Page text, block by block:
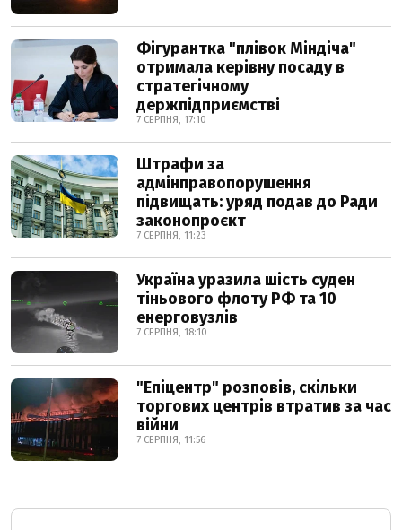
Фігурантка "плівок Міндіча"
отримала керівну посаду в
стратегічному
держпідприємстві
7 СЕРПНЯ, 17:10
Штрафи за
адмінправопорушення
підвищать: уряд подав до Ради
законопроєкт
7 СЕРПНЯ, 11:23
Україна уразила шість суден
тіньового флоту РФ та 10
енерговузлів
7 СЕРПНЯ, 18:10
"Епіцентр" розповів, скільки
торгових центрів втратив за час
війни
7 СЕРПНЯ, 11:56